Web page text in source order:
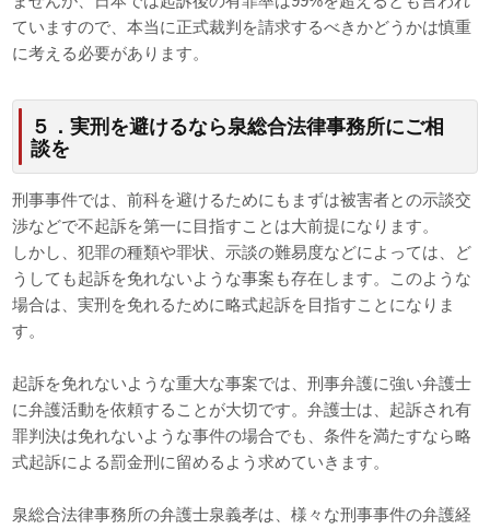
ていますので、本当に正式裁判を請求するべきかどうかは慎重
に考える必要があります。
５．実刑を避けるなら泉総合法律事務所にご相
談を
刑事事件では、前科を避けるためにもまずは被害者との示談交
渉などで不起訴を第一に目指すことは大前提になります。
しかし、犯罪の種類や罪状、示談の難易度などによっては、ど
うしても起訴を免れないような事案も存在します。このような
場合は、実刑を免れるために略式起訴を目指すことになりま
す。
起訴を免れないような重大な事案では、刑事弁護に強い弁護士
に弁護活動を依頼することが大切です。弁護士は、起訴され有
罪判決は免れないような事件の場合でも、条件を満たすなら略
式起訴による罰金刑に留めるよう求めていきます。
泉総合法律事務所の弁護士泉義孝は、様々な刑事事件の弁護経